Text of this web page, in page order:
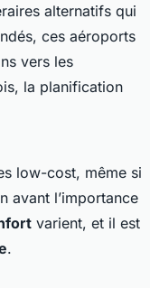
alternatifs qui
ces aéroports
vers les
la planification
low-cost, même si
avant l’importance
varient, et il est
.